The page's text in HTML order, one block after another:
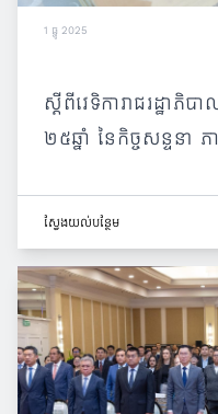
1 ធ្នូ 2025
ស្តីពីវេទិការាជរដ្ឋា
២៥ឆ្នាំ នៃកិច្ចសន្ទនា
ស្វែង​យល់​បន្ថែម